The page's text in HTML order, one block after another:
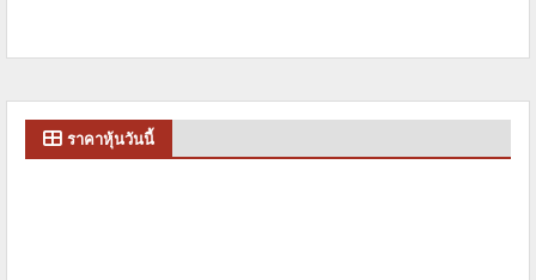
ราคาหุ้นวันนี้